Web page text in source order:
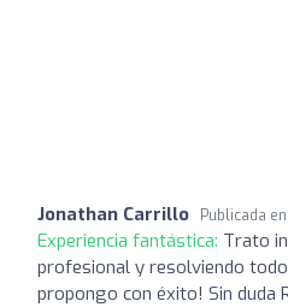
Jonathan Carrillo Publicada en
Experiencia fantástica: Trato
profesional y resolviendo
propongo con éxito! Sin duda